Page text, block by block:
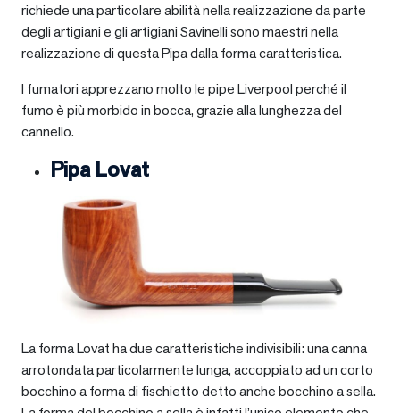
richiede una particolare abilità nella realizzazione da parte
degli artigiani e gli artigiani Savinelli sono maestri nella
realizzazione di questa Pipa dalla forma caratteristica.
I fumatori apprezzano molto le pipe Liverpool perché il
fumo è più morbido in bocca, grazie alla lunghezza del
cannello.
Pipa Lovat
La forma Lovat ha due caratteristiche indivisibili: una canna
arrotondata particolarmente lunga, accoppiato ad un corto
bocchino a forma di fischietto detto anche bocchino a sella.